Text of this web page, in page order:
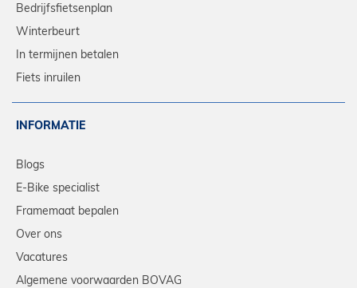
Bedrijfsfietsenplan
Winterbeurt
In termijnen betalen
Fiets inruilen
INFORMATIE
Blogs
E-Bike specialist
Framemaat bepalen
Over ons
Vacatures
Algemene voorwaarden BOVAG